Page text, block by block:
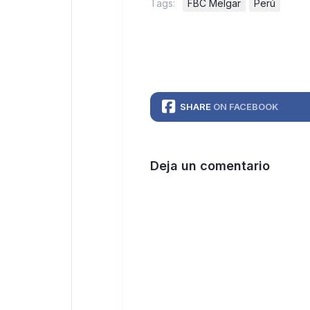
Tags: FBC Melgar Perú
SHARE ON FACEBOOK
Deja un comentario